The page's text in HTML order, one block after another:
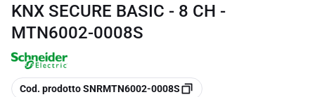
KNX SECURE BASIC - 8 CH -
MTN6002-0008S
copia
Cod. prodotto SNRMTN6002-0008S